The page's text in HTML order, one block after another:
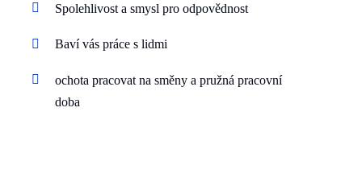
Spolehlivost a smysl pro odpovědnost
Baví vás práce s lidmi
ochota pracovat na směny a pružná pracovní
doba